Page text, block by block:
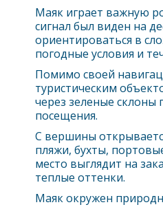
Маяк играет важную
сигнал был виден на
ориентироваться в
погодные условия и
Помимо своей
туристическим
через зеленые
посещения.
С вершины
пляжи, бухты,
место выглядит на
теплые оттенки.
Маяк окружен